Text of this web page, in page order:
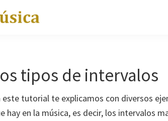
tipos de intervalos
este tutorial te explicamos con diversos
hay en la música, es decir, los intervalos